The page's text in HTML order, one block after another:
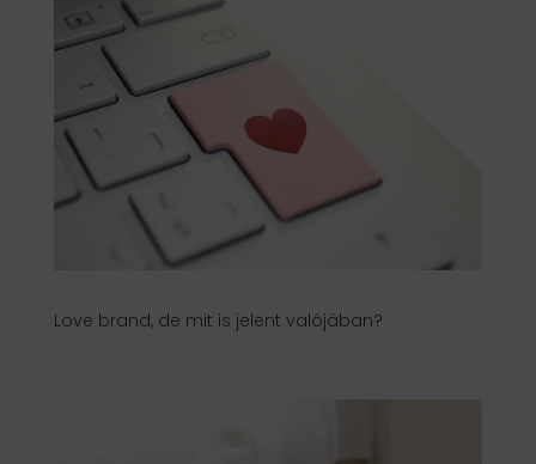
Love brand, de mit is jelent valójában?